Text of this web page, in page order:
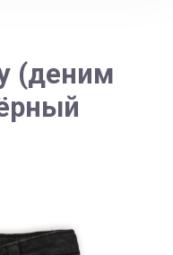
(деним